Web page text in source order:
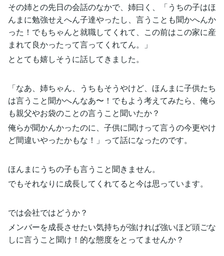
その姉との先日の会話のなかで、姉曰く、「うちの子はほ
んまに勉強せえへん子達やったし、言うことも聞かへんか
った！でもちゃんと就職してくれて、この前はこの家に産
まれて良かったって言ってくれてん。」
ととても嬉しそうに話してきました。
「なあ、姉ちゃん、うちもそうやけど、ほんまに子供たち
は言うこと聞かへんなあ〜！でもよう考えてみたら、俺ら
も親父やお袋のことの言うこと聞いたか？
俺らが聞かんかったのに、子供に聞けって言うの今更やけ
ど間違いやったかもな！」って話になったのです。
ほんまにうちの子も言うこと聞きません。
でもそれなりに成長してくれてると今は思っています。
では会社ではどうか？
メンバーを成長させたい気持ちが強ければ強いほど頭ごな
しに言うこと聞け！的な態度をとってませんか？